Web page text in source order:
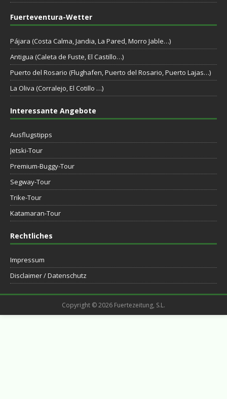
Fuerteventura-Wetter
Pájara (Costa Calma, Jandia, La Pared, Morro Jable…)
Antigua (Caleta de Fuste, El Castillo…)
Puerto del Rosario (Flughafen, Puerto del Rosario, Puerto Lajas…)
La Oliva (Corralejo, El Cotillo …)
Interessante Angebote
Ausflugstipps
Jetski-Tour
Premium-Buggy-Tour
Segway-Tour
Trike-Tour
Katamaran-Tour
Rechtliches
Impressum
Disclaimer / Datenschutz
Copyright © 2026 Fuertezeitung, S.L.